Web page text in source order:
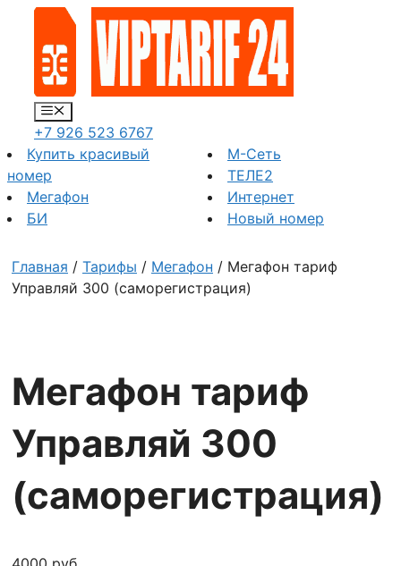
содержимому
Меню
+7 926 523 6767
Купить красивый
номер
Мегафон
БИ
М-Сеть
ТЕЛЕ2
Интернет
Новый номер
Главная / Тарифы / Мегафон / Мегафон тариф
Управляй 300 (саморегистрация)
Мегафон тариф
Управляй 300
(саморегистрация)